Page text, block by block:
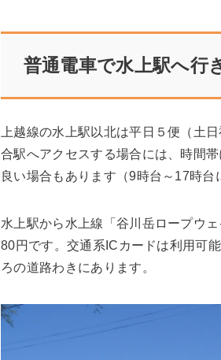
普通電車で水上駅へ行
上越線の水上駅以北は平日５便（土
合駅へアクセスする場合には、時間
良い場合もあります（9時台～17時台
水上駅から水上線「谷川岳ロープウ
80円です。交通系ICカードは利用可
ろの道路わきにあります。